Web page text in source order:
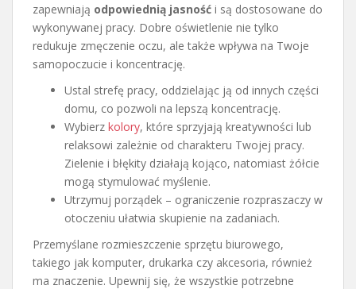
zapewniają odpowiednią jasność i są dostosowane do
wykonywanej pracy. Dobre oświetlenie nie tylko
redukuje zmęczenie oczu, ale także wpływa na Twoje
samopoczucie i koncentrację.
Ustal strefę pracy, oddzielając ją od innych części
domu, co pozwoli na lepszą koncentrację.
Wybierz kolory, które sprzyjają kreatywności lub
relaksowi zależnie od charakteru Twojej pracy.
Zielenie i błękity działają kojąco, natomiast żółcie
mogą stymulować myślenie.
Utrzymuj porządek – ograniczenie rozpraszaczy w
otoczeniu ułatwia skupienie na zadaniach.
Przemyślane rozmieszczenie sprzętu biurowego,
takiego jak komputer, drukarka czy akcesoria, również
ma znaczenie. Upewnij się, że wszystkie potrzebne